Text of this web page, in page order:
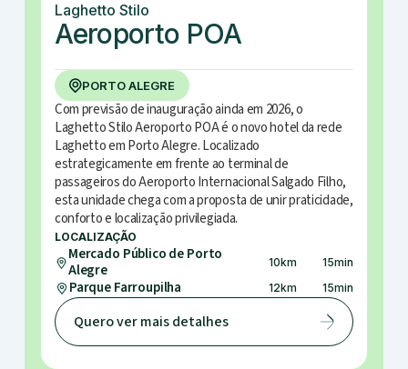
Laghetto Stilo
Aeroporto POA
PORTO ALEGRE
Com previsão de inauguração ainda em 2026, o
Laghetto Stilo Aeroporto POA é o novo hotel da rede
Laghetto em Porto Alegre. Localizado
estrategicamente em frente ao terminal de
passageiros do Aeroporto Internacional Salgado Filho,
esta unidade chega com a proposta de unir praticidade,
conforto e localização privilegiada.
LOCALIZAÇÃO
Mercado Público de Porto
Alegre
10km 15min
Parque Farroupilha 12km 15min
Quero ver mais detalhes